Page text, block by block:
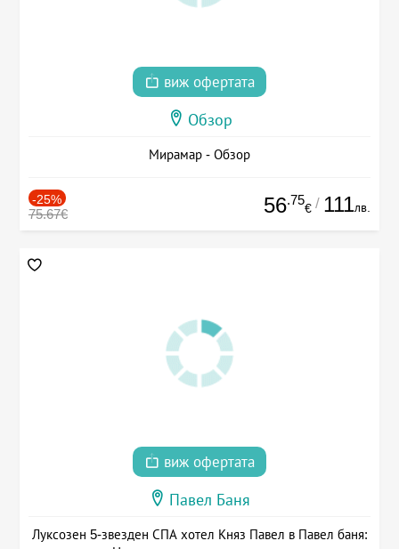
виж офертата
Обзор
Мирамар - Обзор
-25%
75.67€ 56.75
€ / 111лв.
виж офертата
Павел Баня
Луксозен 5-звезден СПА хотел Княз Павел в Павел баня: